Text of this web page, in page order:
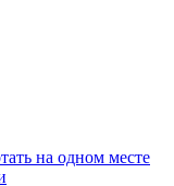
на одном месте